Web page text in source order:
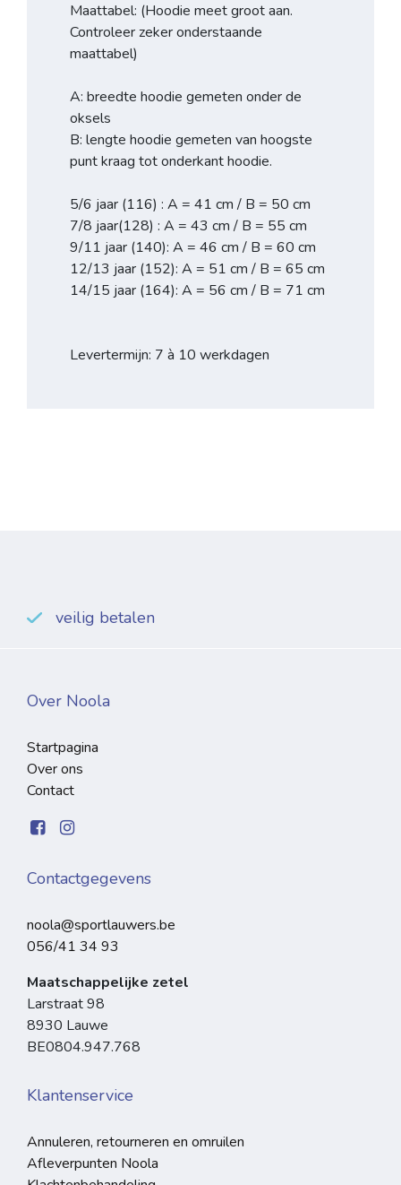
Maattabel: (Hoodie meet groot aan.
Controleer zeker onderstaande
maattabel)
A: breedte hoodie gemeten onder de
oksels
B: lengte hoodie gemeten van hoogste
punt kraag tot onderkant hoodie.
5/6 jaar (116) : A = 41 cm / B = 50 cm
7/8 jaar(128) : A = 43 cm / B = 55 cm
9/11 jaar (140): A = 46 cm / B = 60 cm
12/13 jaar (152): A = 51 cm / B = 65 cm
14/15 jaar (164): A = 56 cm / B = 71 cm
Levertermijn: 7 à 10 werkdagen
veilig betalen
Over Noola
Startpagina
Over ons
Contact
Contactgegevens
noola@sportlauwers.be
056/41 34 93
Maatschappelijke zetel
Larstraat 98
8930 Lauwe
BE0804.947.768
Klantenservice
Annuleren, retourneren en omruilen
Afleverpunten Noola